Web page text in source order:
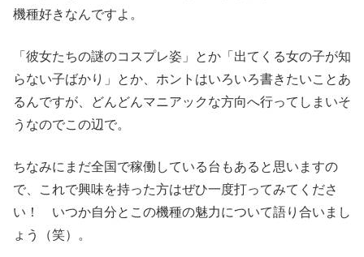
機種好きなんですよ。
「彼女たちの謎のコスプレ姿」とか「出てくる女の子が知
らない子ばかり」とか、ホントはいろいろ書きたいことあ
るんですが、どんどんマニアックな方向へ行ってしまいそ
うなのでこの辺で。
ちなみにまだ全国で稼働している台もあると思いますの
で、これで興味を持った方はぜひ一度打ってみてくださ
い！ いつか自分とこの機種の魅力について語り合いまし
ょう（笑）。